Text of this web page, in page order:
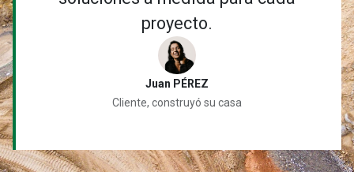
proyecto.
Juan PÉREZ
Cliente, construyó su casa